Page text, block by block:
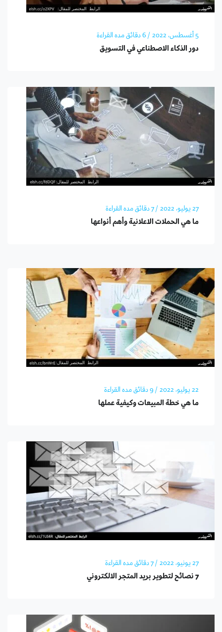
5 أغسطس، 2022 / 6 دقائق مده القراءة
دور الذكاء الاصطناعي في التسويق
27 يوليو، 2022 / 7 دقائق مده القراءة
ما هي الحملات الاعلانية وأهم أنواعها
22 يوليو، 2022 / 9 دقائق مده القراءة
ما هي خطة المبيعات وكيفية عملها
27 يونيو، 2022 / 7 دقائق مده القراءة
7 نصائح لتطوير بريد المتجر الالكتروني